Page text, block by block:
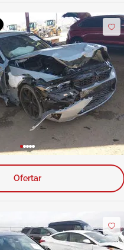
Ofertar